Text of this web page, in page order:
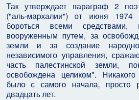
Так утверждает параграф 2
("аль-мархалии") от июня
бороться всеми
вооруженным путем, за
земли и за создание
независимого управления,
часть палестинской земли,
освобождена целиком".
было с самого начала, просто
двадцать лет.